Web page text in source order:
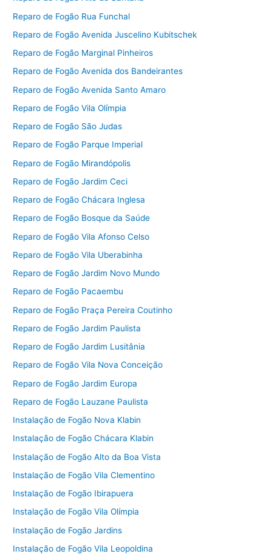
Reparo de Fogão Rua Funchal
Reparo de Fogão Avenida Juscelino Kubitschek
Reparo de Fogão Marginal Pinheiros
Reparo de Fogão Avenida dos Bandeirantes
Reparo de Fogão Avenida Santo Amaro
Reparo de Fogão Vila Olímpia
Reparo de Fogão São Judas
Reparo de Fogão Parque Imperial
Reparo de Fogão Mirandópolis
Reparo de Fogão Jardim Ceci
Reparo de Fogão Chácara Inglesa
Reparo de Fogão Bosque da Saúde
Reparo de Fogão Vila Afonso Celso
Reparo de Fogão Vila Uberabinha
Reparo de Fogão Jardim Novo Mundo
Reparo de Fogão Pacaembu
Reparo de Fogão Praça Pereira Coutinho
Reparo de Fogão Jardim Paulista
Reparo de Fogão Jardim Lusitânia
Reparo de Fogão Vila Nova Conceição
Reparo de Fogão Jardim Europa
Reparo de Fogão Lauzane Paulista
Instalação de Fogão Nova Klabin
Instalação de Fogão Chácara Klabin
Instalação de Fogão Alto da Boa Vista
Instalação de Fogão Vila Clementino
Instalação de Fogão Ibirapuera
Instalação de Fogão Vila Olímpia
Instalação de Fogão Jardins
Instalação de Fogão Vila Leopoldina